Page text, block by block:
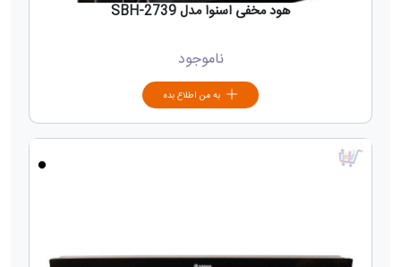
هود مخفی اسنوا مدل SBH-2739
ناموجود
به من اطلاع بده